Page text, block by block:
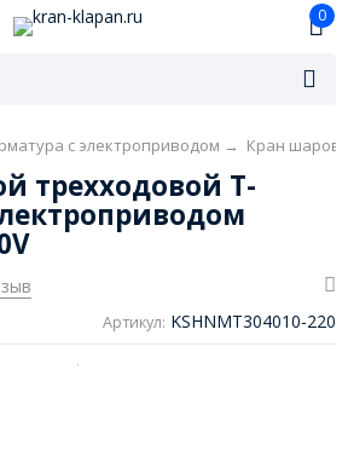
0
с электроприводом → Кран
трехходовой T-
Артикул: KSHNMT304010-220